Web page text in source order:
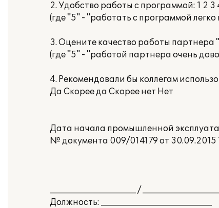
2. Удобство работы с программой: 1 2 3
(где "5" - "работать с программой
3. Оцените качество работы партнера
(где "5" - "работой партнера очень
4. Рекомендовали бы коллегам
Да Скорее да Скорее нет Нет
Дата начала промышленной
№ документа 009/014179 от 30.09.2015
_____________________ /
Должность: ___________________________